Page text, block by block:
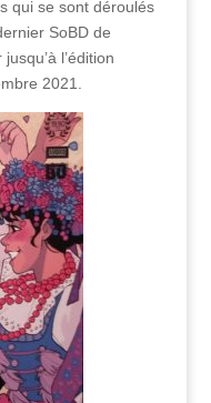
qui se sont déroulés
SoBD de
l’édition
2021.